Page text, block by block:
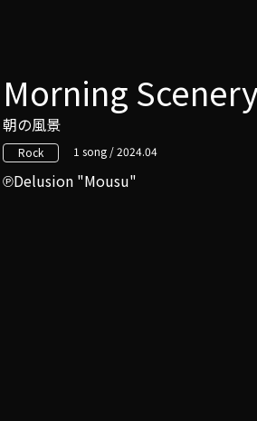
Morning
朝の風景
Rock 1 song / 2024.04
Delusion "Mousu"